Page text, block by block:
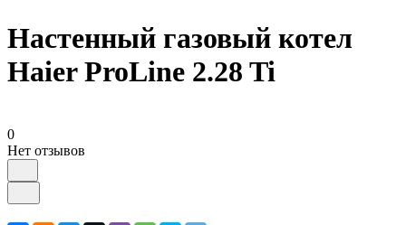
Настенный газовый котел
Haier ProLine 2.28 Ti
0
Нет отзывов